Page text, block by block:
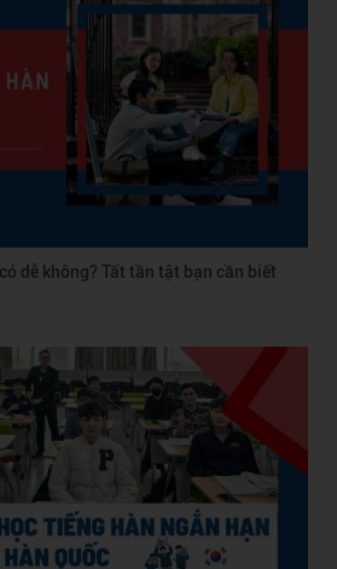
dễ không? Tất tần tật bạn cần biết